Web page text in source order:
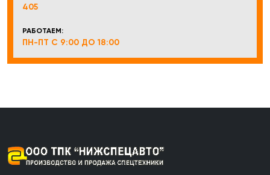
405
РАБОТАЕМ:
ПН-ПТ С 9:00 ДО 18:00